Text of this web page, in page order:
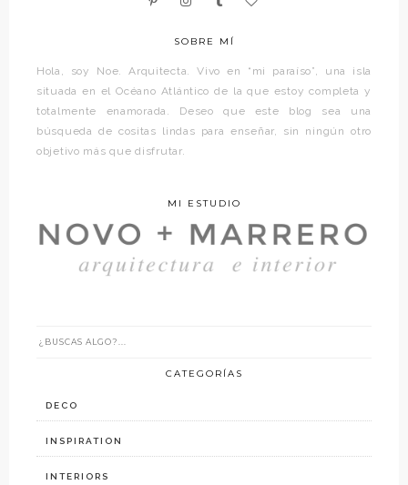
SOBRE MÍ
Hola, soy Noe. Arquitecta. Vivo en “mi paraíso”, una isla
situada en el Océano Atlántico de la que estoy completa y
totalmente enamorada. Deseo que este blog sea una
búsqueda de cositas lindas para enseñar, sin ningún otro
objetivo más que disfrutar.
MI ESTUDIO
CATEGORÍAS
DECO
INSPIRATION
INTERIORS